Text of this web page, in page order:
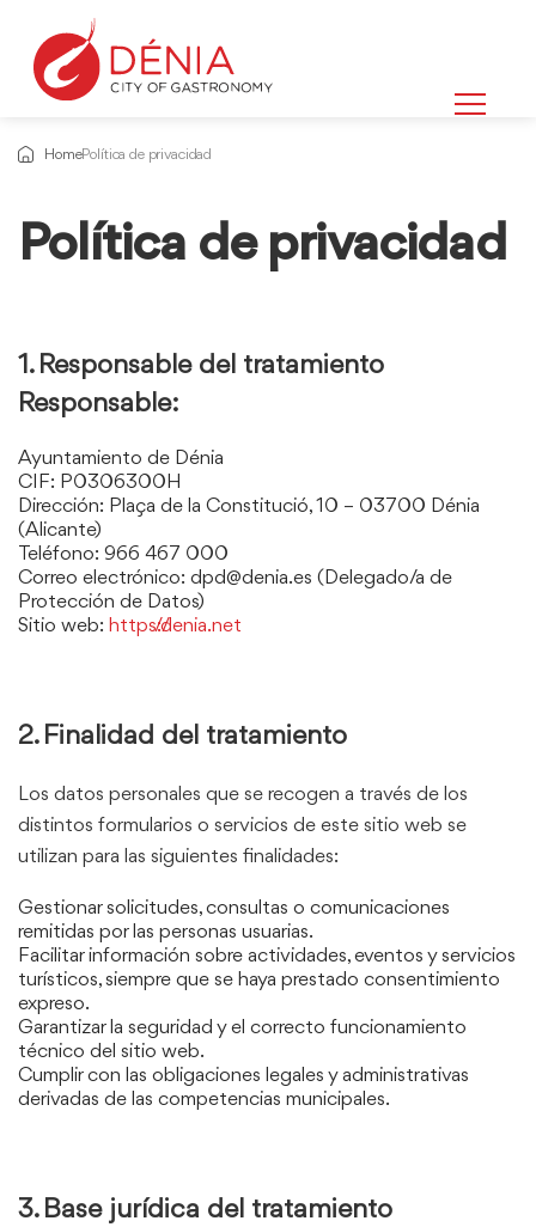
HomePolítica de privacidad
Política de privacidad
Información
sobre
1. Responsable del tratamiento
Responsable:
Ayuntamiento de Dénia
CIF: P0306300H
Dirección: Plaça de la Constitució, 10 – 03700 Dénia
(Alicante)
Teléfono: 966 467 000
Correo electrónico: dpd@denia.es (Delegado/a de
Protección de Datos)
Sitio web: https://denia.net
2. Finalidad del tratamiento
Los datos personales que se recogen a través de los
distintos formularios o servicios de este sitio web se
utilizan para las siguientes finalidades:
Gestionar solicitudes, consultas o comunicaciones
remitidas por las personas usuarias.
Facilitar información sobre actividades, eventos y servicios
turísticos, siempre que se haya prestado consentimiento
expreso.
Garantizar la seguridad y el correcto funcionamiento
técnico del sitio web.
Cumplir con las obligaciones legales y administrativas
derivadas de las competencias municipales.
3. Base jurídica del tratamiento